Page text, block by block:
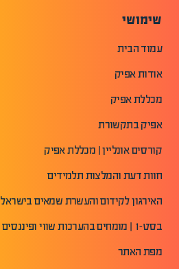
שימושי
עמוד הבית
אודות אפיק
מכללת אפיק
אפיק בתקשורת
קורסים אונליין | מכללת אפיק
חוות דעת והמלצות תלמידים
האירגון לקידום והעשרת שמאים בישראל
בסט-1 | מומחים בהערכות שווי ופיננסים
מפת האתר